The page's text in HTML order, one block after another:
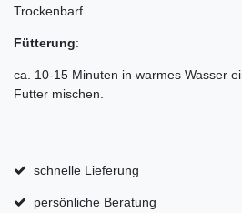
Trockenbarf.
Fütterung:
ca. 10-15 Minuten in warmes Wasser
Futter mischen.
schnelle Lieferung
persönliche Beratung